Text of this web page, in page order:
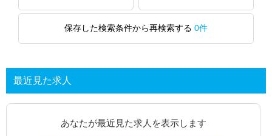
保存した検索条件から再検索する 0件
最近見た求人
あなたが最近見た求人を表示します